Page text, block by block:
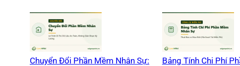
Chuyển Đổi Phần Mềm Nhân Sự:
Bảng Tính Chi Phí